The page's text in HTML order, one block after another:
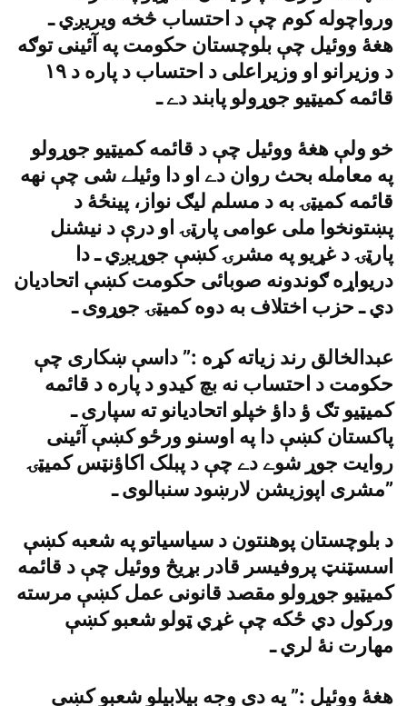
ورواچوله کوم چې د احتساب څخه ويريږي ـ
هغۀ ووئيل چې بلوچستان حکومت په آئينى توګه
د وزيرانو او وزيراعلى د احتساب د پاره د ١٩
قائمه کميټيو جوړولو پابند دے ـ
خو ولې هغۀ ووئيل چې د قائمه کميټيو جوړولو
په معامله بحث روان دے او دا وئيلے شى چې نهه
قائمه کميټۍ به د مسلم ليګ نواز، پينځۀ د
پښتونخوا ملى عوامى پارټۍ او درې د نيشنل
پارټۍ د غړيو په مشرۍ کښې جوړيږي ـ دا
دريواړه ګوندونه صوبائى حکومت کښې اتحاديان
دي ـ حزب اختلاف به دوه کميټۍ جوړوى ـ
عبدالخالق رند زياته کړه :” داسې ښکارى چې
حکومت د احتساب نه بچ کيدو د پاره د قائمه
کميټيو تګ ؤ داؤ خپلو اتحاديانو ته سپارى ـ
پاکستان کښې دا په اوسنو ورځو کښې آئينى
روايت جوړ شوے دے چې د پبلک اکاؤنټس کميټۍ
مشرى اپوزيشن لارښود سنبالوى ـ”
د بلوچستان پوهنتون د سياسياتو په شعبه کښې
اسسټنټ پروفيسر قادر بړيڅ ووئيل چې د قائمه
کميټيو جوړولو مقصد قانونى عمل کښې مرسته
ورکول دي ځکه چې غړي ټولو شعبو کښې
مهارت نۀ لري ـ
هغۀ ووئيل :” په دې وجه بيلابيلو شعبو کښې